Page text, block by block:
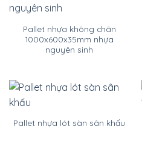
Pallet nhựa không chân
1000x600x35mm nhựa
nguyên sinh
Pallet nhựa lót sàn sân khấu